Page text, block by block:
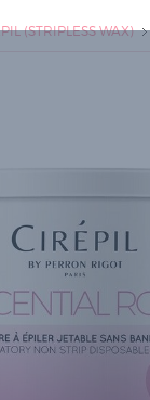
(STRIPLESS WAX)